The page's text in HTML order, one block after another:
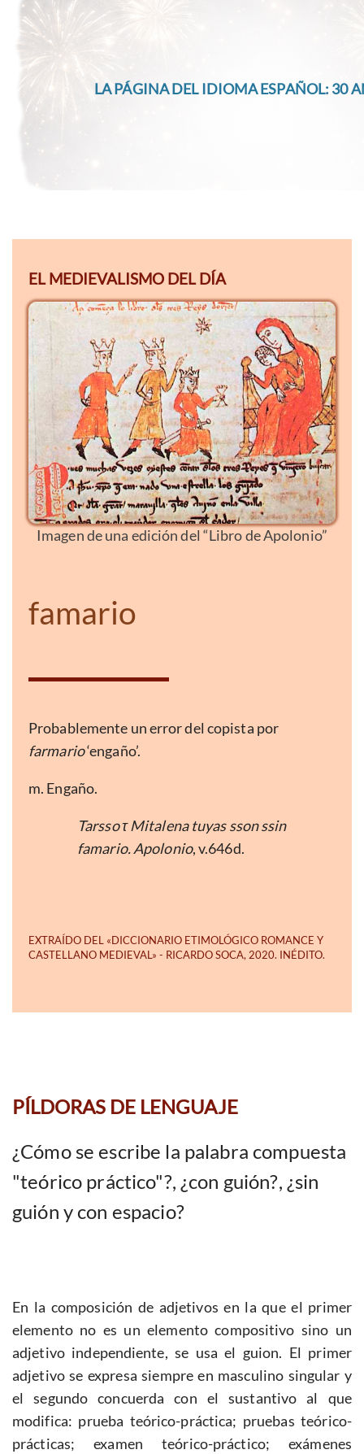
LA PÁGINA DEL IDIOMA ESPAÑOL: 30
EL MEDIEVALISMO DEL DÍA
Imagen de una edición del “Libro de Apolonio”
famario
Probablemente un error del copista por
farmario‘engaño’.
m. Engaño.
Tarsso τ Mitalena tuyas sson ssin
famario. Apolonio, v.646d.
PÍLDORAS DE LENGUAJE
¿Cómo se escribe la palabra compuesta
"teórico práctico"?, ¿con guión?, ¿sin
guión y con espacio?
En la composición de adjetivos en la que el primer
elemento no es un elemento compositivo sino un
adjetivo independiente, se usa el guion. El primer
adjetivo se expresa siempre en masculino singular y
el segundo concuerda con el sustantivo al que
modifica: prueba teórico-práctica; pruebas teórico-
prácticas; examen teórico-práctico; exámenes